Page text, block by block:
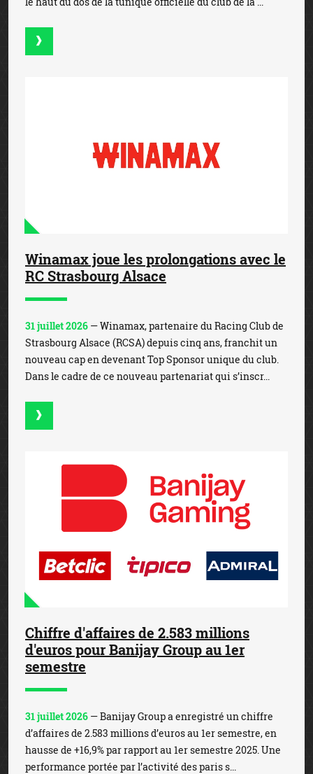
Winamax joue les prolongations avec le
RC Strasbourg Alsace
31 juillet 2026 — Winamax, partenaire du Racing Club de
Strasbourg Alsace (RCSA) depuis cinq ans, franchit un
nouveau cap en devenant Top Sponsor unique du club.
Dans le cadre de ce nouveau partenariat qui s’inscr...
Chiffre d'affaires de 2.583 millions
d'euros pour Banijay Group au 1er
semestre
31 juillet 2026 — Banijay Group a enregistré un chiffre
d’affaires de 2.583 millions d’euros au 1er semestre, en
hausse de +16,9% par rapport au 1er semestre 2025. Une
performance portée par l’activité des paris s...